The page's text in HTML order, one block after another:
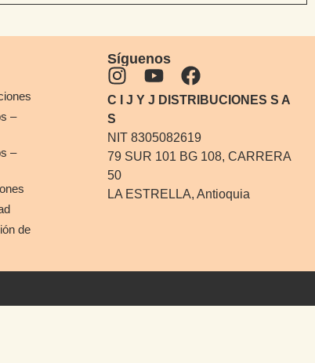
–
–
de
Síguenos
C I J Y J DISTRIBUCIONES S A
S
NIT 8305082619
79 SUR 101 BG 108, CARRERA
50
LA ESTRELLA, Antioquia